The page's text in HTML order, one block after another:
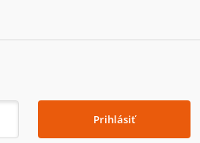
Prihlásiť